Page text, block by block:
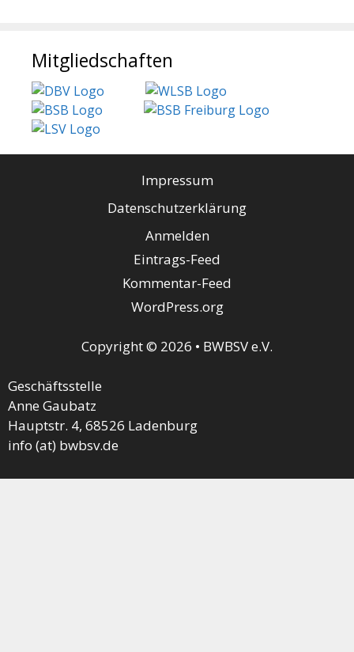
Mitgliedschaften
Impressum
Datenschutzerklärung
Anmelden
Eintrags-Feed
Kommentar-Feed
WordPress.org
Copyright © 2026 • BWBSV e.V.
Geschäftsstelle
Anne Gaubatz
Hauptstr. 4, 68526 Ladenburg
info (at) bwbsv.de